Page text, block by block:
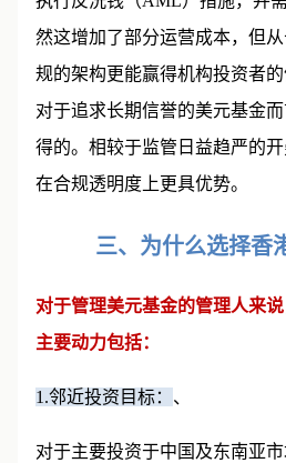
然这增加了部分运营成本，但
规的架构更能赢得机构投资者的
对于追求长期信誉的美元基金
得的。相较于监管日益趋严的
在合规透明度上更具优势。
三、为什么选择香
对于管理美元基金的管理人来
主要动力包括：
1.邻近投资目标： 、
对于主要投资于中国及东南亚